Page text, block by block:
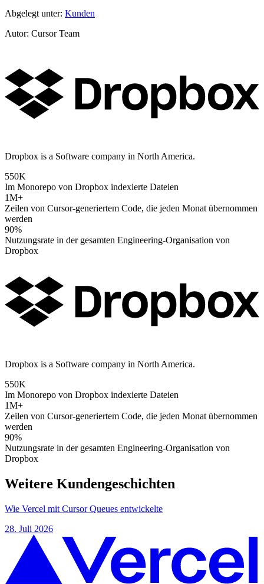
Abgelegt unter: Kunden
Autor: Cursor Team
Dropbox is a Software company in North America.
550K
Im Monorepo von Dropbox indexierte Dateien
1M+
Zeilen von Cursor-generiertem Code, die jeden Monat übernommen
werden
90%
Nutzungsrate in der gesamten Engineering-Organisation von
Dropbox
Dropbox is a Software company in North America.
550K
Im Monorepo von Dropbox indexierte Dateien
1M+
Zeilen von Cursor-generiertem Code, die jeden Monat übernommen
werden
90%
Nutzungsrate in der gesamten Engineering-Organisation von
Dropbox
Weitere Kundengeschichten
Wie Vercel mit Cursor Queues entwickelte
28. Juli 2026